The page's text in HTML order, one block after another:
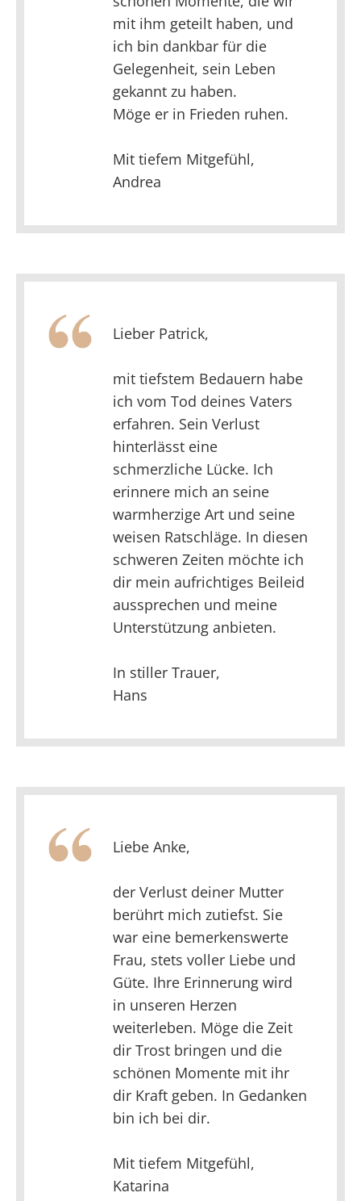
mit ihm geteilt haben, und
ich bin dankbar für die
Gelegenheit, sein Leben
gekannt zu haben.
Möge er in Frieden ruhen.
Mit tiefem Mitgefühl,
Andrea
Lieber Patrick,
mit tiefstem Bedauern habe
ich vom Tod deines Vaters
erfahren. Sein Verlust
hinterlässt eine
schmerzliche Lücke. Ich
erinnere mich an seine
warmherzige Art und seine
weisen Ratschläge. In diesen
schweren Zeiten möchte ich
dir mein aufrichtiges Beileid
aussprechen und meine
Unterstützung anbieten.
In stiller Trauer,
Hans
Liebe Anke,
der Verlust deiner Mutter
berührt mich zutiefst. Sie
war eine bemerkenswerte
Frau, stets voller Liebe und
Güte. Ihre Erinnerung wird
in unseren Herzen
weiterleben. Möge die Zeit
dir Trost bringen und die
schönen Momente mit ihr
dir Kraft geben. In Gedanken
bin ich bei dir.
Mit tiefem Mitgefühl,
Katarina